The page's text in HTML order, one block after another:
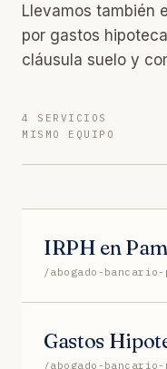
Llevamos también
por gastos
cláusula suelo y
4 SERVICIOS
MISMO EQUIPO
IRPH en
/abogado-
Gastos
/abogado-